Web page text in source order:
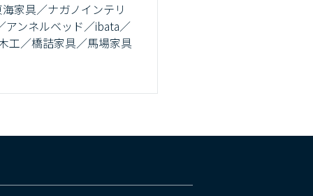
家具／ナガノインテリ
ンネルベッド／ibata／
工／橋詰家具／馬場家具